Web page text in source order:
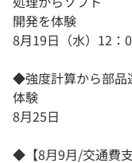
開発を体験
8月19日（水）12：
◆強度計算から部品
体験
8月25日
◆【8月9月/交通費